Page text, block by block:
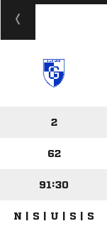
2
62
91:30
N | S | U | S | S